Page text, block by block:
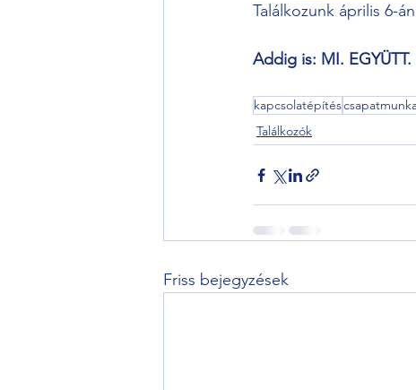
Találkozunk április 6-
Addig is: MI.
kapcsolatépítés
Találkozók
Friss bejegyzések